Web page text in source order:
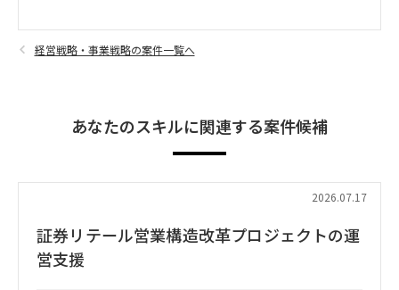
経営戦略・事業戦略の案件一覧へ
あなたのスキルに関連する案件候補
2026.07.17
証券リテール営業構造改革プロジェクトの運
営支援